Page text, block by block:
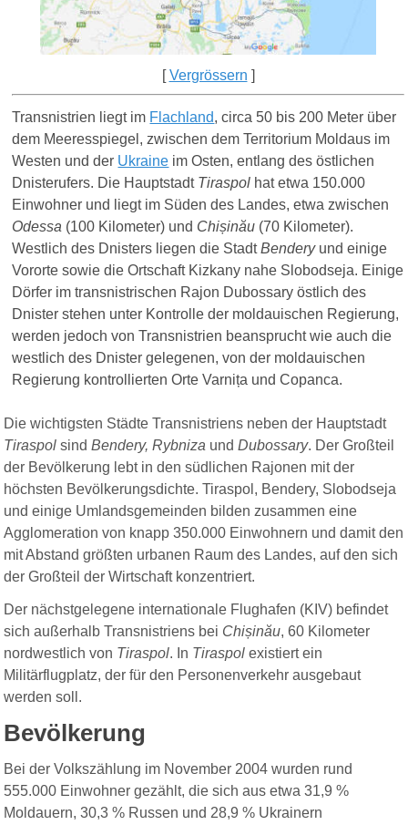
[Vergrössern ]
Transnistrien liegt im Flachland, circa 50 bis 200 Meter über
dem Meeresspiegel, zwischen dem Territorium Moldaus im
Westen und der Ukraine im Osten, entlang des östlichen
Dnisterufers. Die Hauptstadt Tiraspol hat etwa 150.000
Einwohner und liegt im Süden des Landes, etwa zwischen
Odessa (100 Kilometer) und Chișinău (70 Kilometer).
Westlich des Dnisters liegen die StadtBenderyund einige
Vororte sowie die Ortschaft Kizkany nahe Slobodseja. Einige
Dörfer im transnistrischen Rajon Dubossary östlich des
Dnister stehen unter Kontrolle der moldauischen Regierung,
werden jedoch von Transnistrien beansprucht wie auch die
westlich des Dnister gelegenen, von der moldauischen
Regierung kontrollierten Orte Varnița und Copanca.
Die wichtigsten Städte Transnistriens neben der Hauptstadt
Tiraspol sindBendery, Rybniza undDubossary. Der Großteil
der Bevölkerung lebt in den südlichen Rajonen mit der
höchsten Bevölkerungsdichte. Tiraspol, Bendery, Slobodseja
und einige Umlandsgemeinden bilden zusammen eine
Agglomeration von knapp 350.000 Einwohnern und damit den
mit Abstand größten urbanen Raum des Landes, auf den sich
der Großteil der Wirtschaft konzentriert.
Der nächstgelegene internationale Flughafen (KIV) befindet
sich außerhalb Transnistriens bei Chișinău, 60 Kilometer
nordwestlich von Tiraspol. In Tiraspol existiert ein
Militärflugplatz, der für den Personenverkehr ausgebaut
werden soll.
Bevölkerung
Bei der Volkszählung im November 2004 wurden rund
555.000 Einwohner gezählt, die sich aus etwa 31,9 %
Moldauern, 30,3 % Russen und 28,9 % Ukrainern